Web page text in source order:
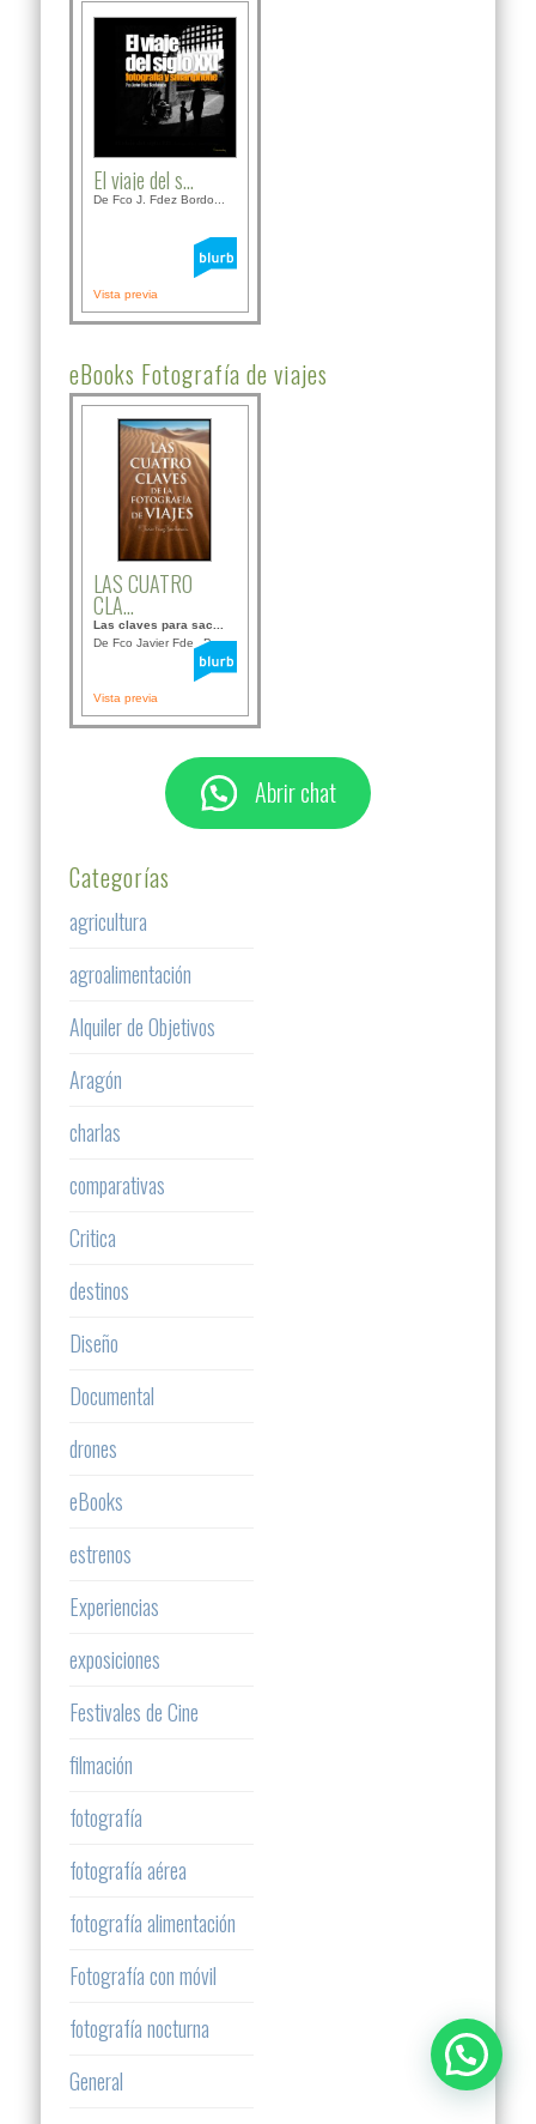
El viaje del s...
De Fco J. Fdez Bordo...
Vista previa
eBooks Fotografía de viajes
LAS CUATRO
CLA...
Las claves para sac...
De Fco Javier Fdez B...
Vista previa
Abrir chat
Categorías
agricultura
agroalimentación
Alquiler de Objetivos
Aragón
charlas
comparativas
Critica
destinos
Diseño
Documental
drones
eBooks
estrenos
Experiencias
exposiciones
Festivales de Cine
filmación
fotografía
fotografía aérea
fotografía alimentación
Fotografía con móvil
fotografía nocturna
General